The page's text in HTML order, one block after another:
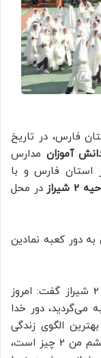
فارس، در تاریخ
مدارس
استان فارس و با
در محل
دور کعبه نمادین
علیپور رئیس اداره آموزش و پرورش ناحیه 2 شیراز گفت: امروز
می‌گردید، دور خدا
الگوی زندگی
طبق فرمایش پیامبر اسلام که فرمود: “نور چشم من 2 چیز است،